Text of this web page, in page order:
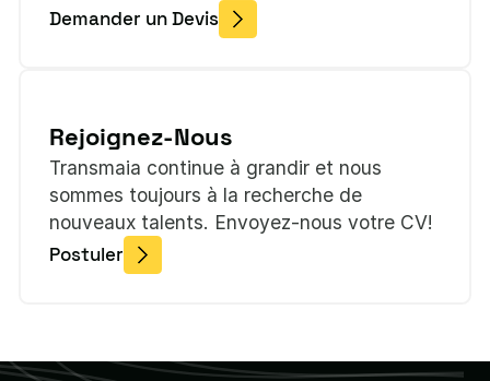
Demander un Devis
Rejoignez-Nous
Transmaia continue à grandir et nous
sommes toujours à la recherche de
nouveaux talents. Envoyez-nous votre CV!
Postuler